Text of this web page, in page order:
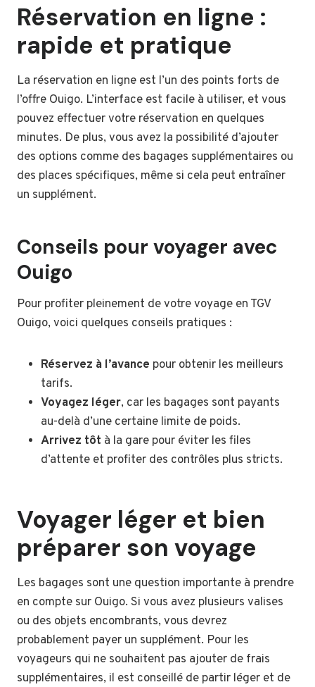
Réservation en ligne :
rapide et pratique
La réservation en ligne est l’un des points forts de
l’offre Ouigo. L’interface est facile à utiliser, et vous
pouvez effectuer votre réservation en quelques
minutes. De plus, vous avez la possibilité d’ajouter
des options comme des bagages supplémentaires ou
des places spécifiques, même si cela peut entraîner
un supplément.
Conseils pour voyager avec
Ouigo
Pour profiter pleinement de votre voyage en TGV
Ouigo, voici quelques conseils pratiques :
Réservez à l’avance pour obtenir les meilleurs
tarifs.
Voyagez léger, car les bagages sont payants
au-delà d’une certaine limite de poids.
Arrivez tôt à la gare pour éviter les files
d’attente et profiter des contrôles plus stricts.
Voyager léger et bien
préparer son voyage
Les bagages sont une question importante à prendre
en compte sur Ouigo. Si vous avez plusieurs valises
ou des objets encombrants, vous devrez
probablement payer un supplément. Pour les
voyageurs qui ne souhaitent pas ajouter de frais
supplémentaires, il est conseillé de partir léger et de